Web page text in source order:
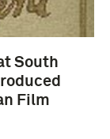
South
Film